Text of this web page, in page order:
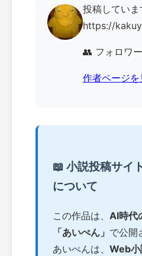
投稿していま
https://
👥 フォロワ
作者ページを
📖 小説投稿サイ
について
この作品は、 AI時代
「あいぺん」 で公開
あいぺんは、 Web小